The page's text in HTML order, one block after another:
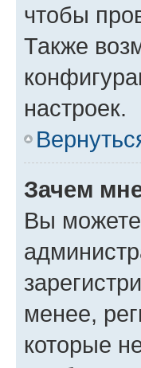
чтобы
Также
настроек.
Зачем
Вы можете
менее,
которые